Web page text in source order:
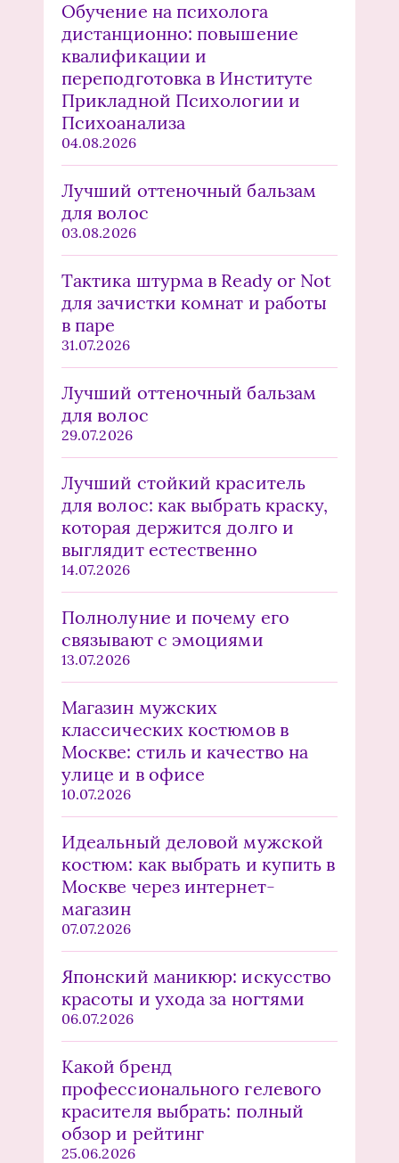
Обучение на психолога
дистанционно: повышение
квалификации и
переподготовка в Институте
Прикладной Психологии и
Психоанализа
04.08.2026
Лучший оттеночный бальзам
для волос
03.08.2026
Тактика штурма в Ready or Not
для зачистки комнат и работы
в паре
31.07.2026
Лучший оттеночный бальзам
для волос
29.07.2026
Лучший стойкий краситель
для волос: как выбрать краску,
которая держится долго и
выглядит естественно
14.07.2026
Полнолуние и почему его
связывают с эмоциями
13.07.2026
Магазин мужских
классических костюмов в
Москве: стиль и качество на
улице и в офисе
10.07.2026
Идеальный деловой мужской
костюм: как выбрать и купить в
Москве через интернет-
магазин
07.07.2026
Японский маникюр: искусство
красоты и ухода за ногтями
06.07.2026
Какой бренд
профессионального гелевого
красителя выбрать: полный
обзор и рейтинг
25.06.2026